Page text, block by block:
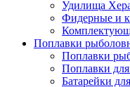
Удилища
Фидерные и
Поплавки
Поплавки
Поплавки
Батарейки